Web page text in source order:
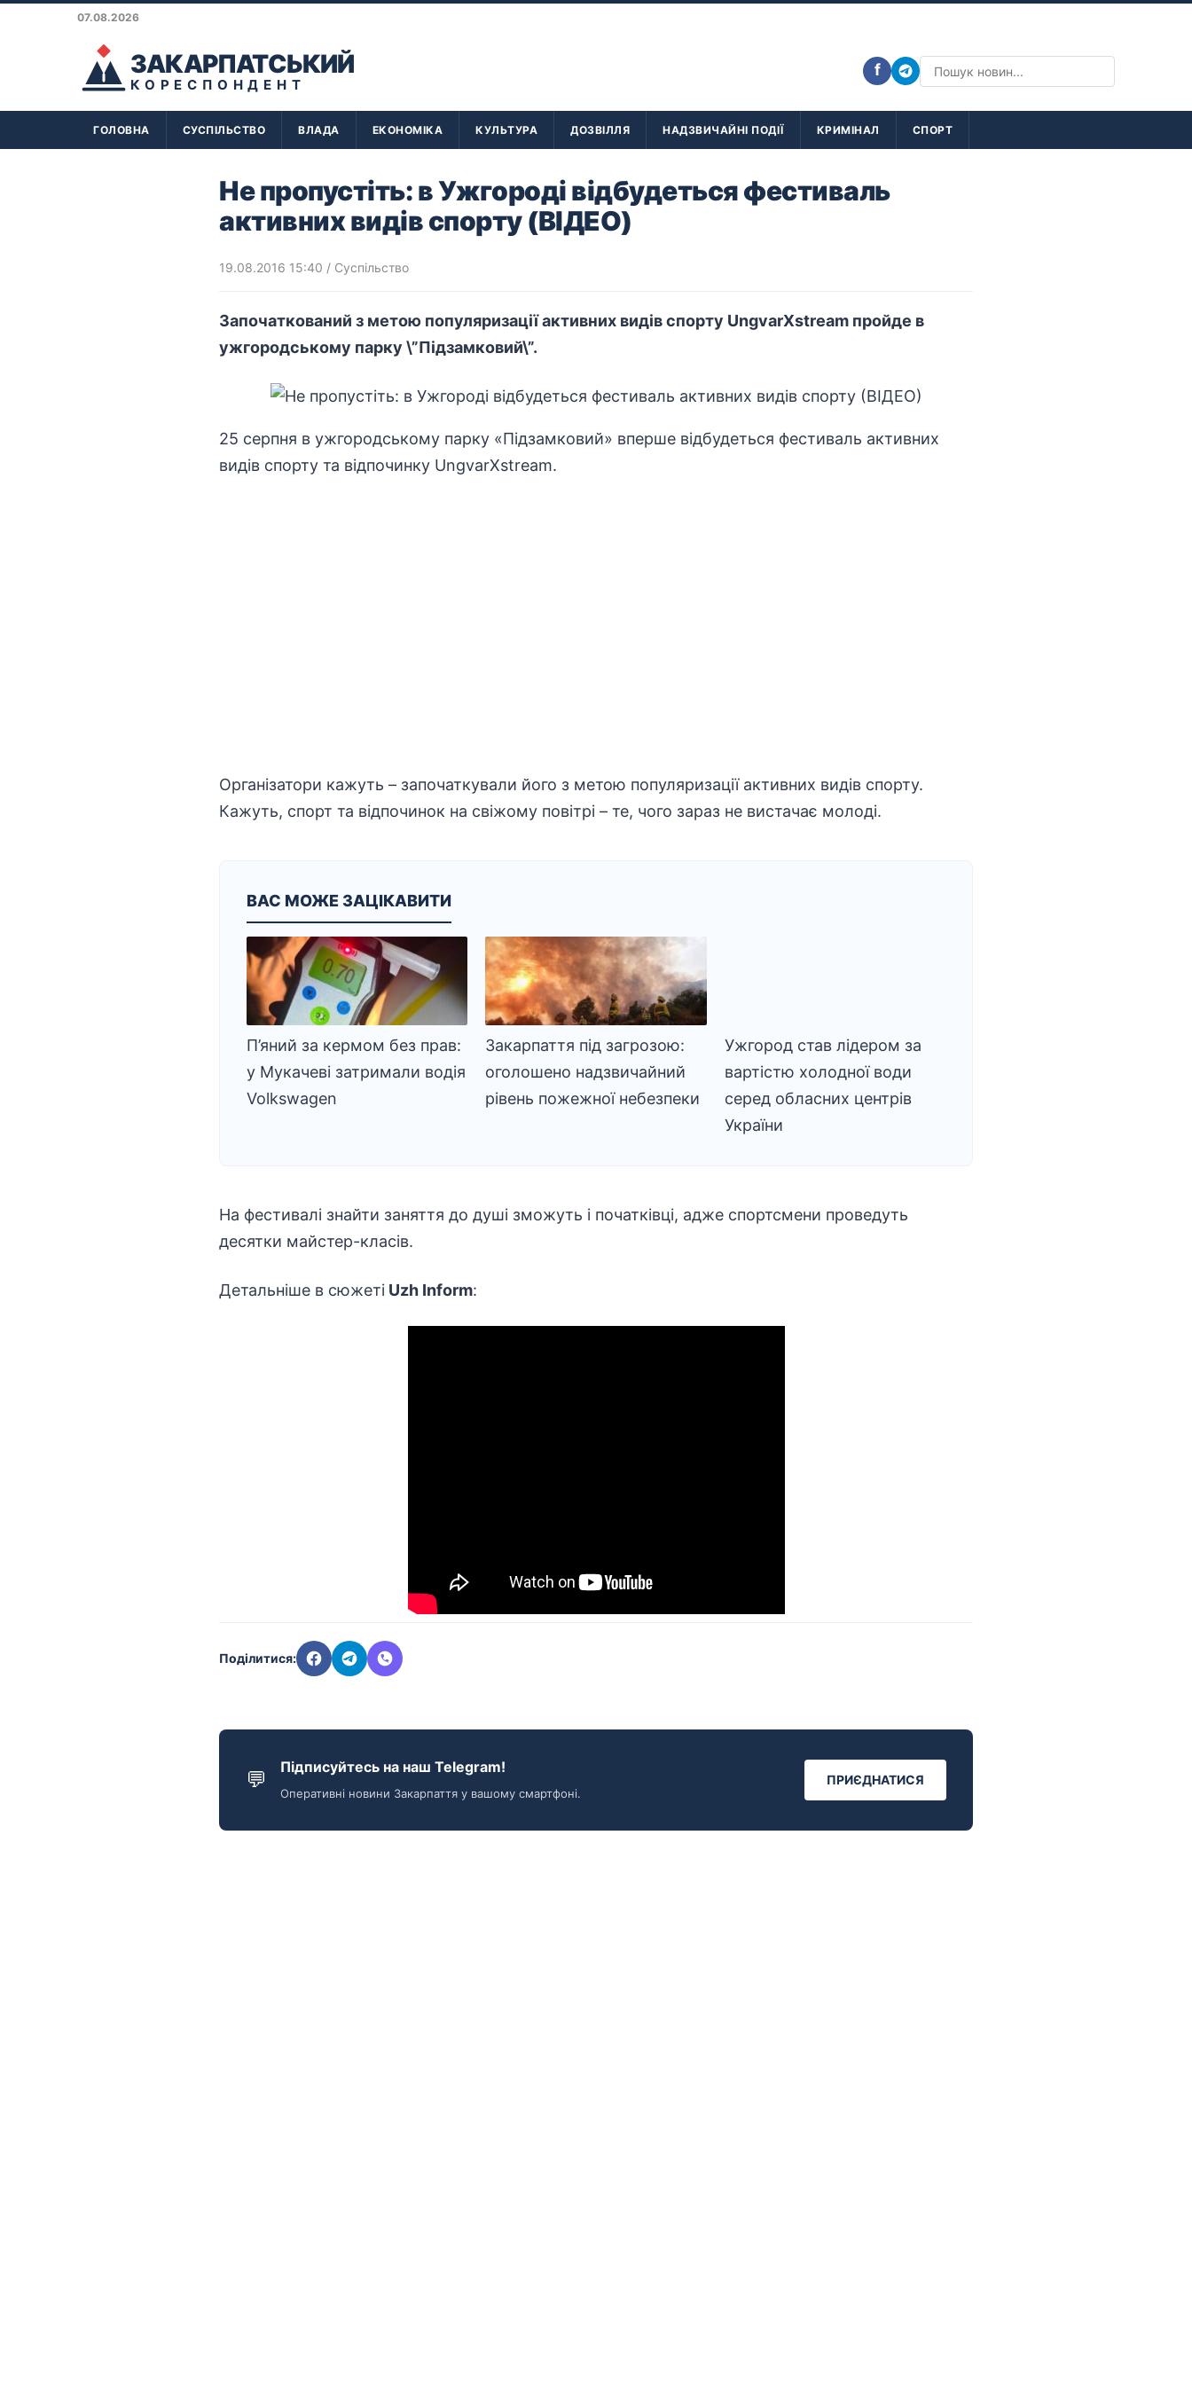
07.08.2026
ЗАКАРПАТСЬКИЙ
КОРЕСПОНДЕНТ
f
ГОЛОВНА СУСПІЛЬСТВО ВЛАДА ЕКОНОМІКА КУЛЬТУРА ДОЗВІЛЛЯ НАДЗВИЧАЙНІ ПОДІЇ КРИМІНАЛ СПОРТ
Не пропустіть: в Ужгороді відбудеться фестиваль
активних видів спорту (ВІДЕО)
19.08.2016 15:40 / Суспільство
Започаткований з метою популяризації активних видів спорту UngvarXstream пройде в
ужгородському парку \”Підзамковий\”.
25 серпня в ужгородському парку «Підзамковий» вперше відбудеться фестиваль активних
видів спорту та відпочинку UngvarXstream.
Організатори кажуть – започаткували його з метою популяризації активних видів спорту.
Кажуть, спорт та відпочинок на свіжому повітрі – те, чого зараз не вистачає молоді.
ВАС МОЖЕ ЗАЦІКАВИТИ
П’яний за кермом без прав:
у Мукачеві затримали водія
Volkswagen
Закарпаття під загрозою:
оголошено надзвичайний
рівень пожежної небезпеки
Ужгород став лідером за
вартістю холодної води
серед обласних центрів
України
На фестивалі знайти заняття до душі зможуть і початківці, адже спортсмени проведуть
десятки майстер-класів.
Детальніше в сюжеті Uzh Inform:
Поділитися:
💬 Підписуйтесь на наш Telegram!
Оперативні новини Закарпаття у вашому смартфоні.
ПРИЄДНАТИСЯ